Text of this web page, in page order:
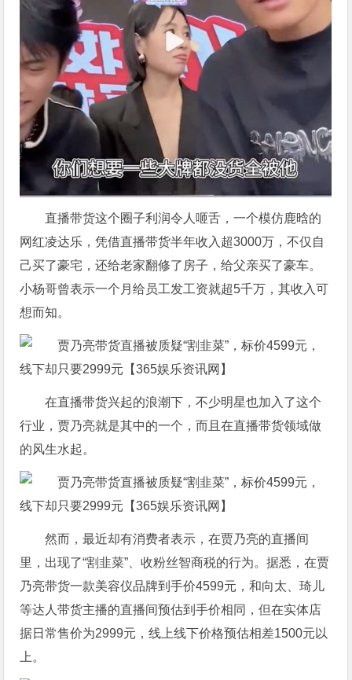
直播带货这个圈子利润令人咂舌，一个模仿鹿晗的
网红凌达乐，凭借直播带货半年收入超3000万，不仅自
己买了豪宅，还给老家翻修了房子，给父亲买了豪车。
小杨哥曾表示一个月给员工发工资就超5千万，其收入可
想而知。
在直播带货兴起的浪潮下，不少明星也加入了这个
行业，贾乃亮就是其中的一个，而且在直播带货领域做
的风生水起。
然而，最近却有消费者表示，在贾乃亮的直播间
里，出现了“割韭菜”、收粉丝智商税的行为。据悉，在贾
乃亮带货一款美容仪品牌到手价4599元，和向太、琦儿
等达人带货主播的直播间预估到手价相同，但在实体店
据日常售价为2999元，线上线下价格预估相差1500元以
上。